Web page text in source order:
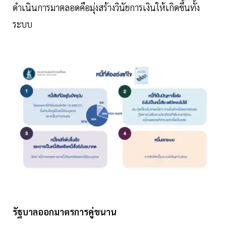
ดำเนินการมาตลอดคือมุ่งสร้างวินัยการเงินให้เกิดขึ้นทั้ง
ระบบ
รัฐบาลออกมาตรการคู่ขนาน